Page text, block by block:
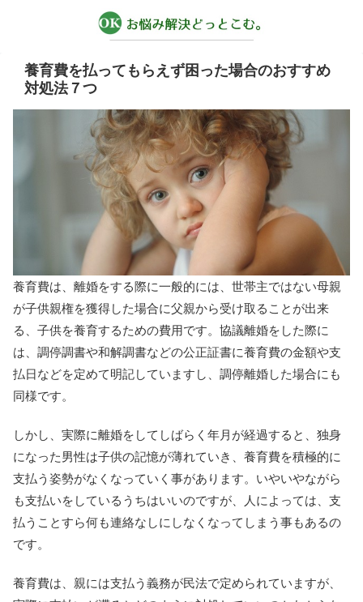
養育費を払ってもらえず困った場合のおすすめ
対処法７つ
養育費は、離婚をする際に一般的には、世帯主ではない母親
が子供親権を獲得した場合に父親から受け取ることが出来
る、子供を養育するための費用です。協議離婚をした際に
は、調停調書や和解調書などの公正証書に養育費の金額や支
払日などを定めて明記していますし、調停離婚した場合にも
同様です。
しかし、実際に離婚をしてしばらく年月が経過すると、独身
になった男性は子供の記憶が薄れていき、養育費を積極的に
支払う姿勢がなくなっていく事があります。いやいやながら
も支払いをしているうちはいいのですが、人によっては、支
払うことすら何も連絡なしにしなくなってしまう事もあるの
です。
養育費は、親には支払う義務が民法で定められていますが、